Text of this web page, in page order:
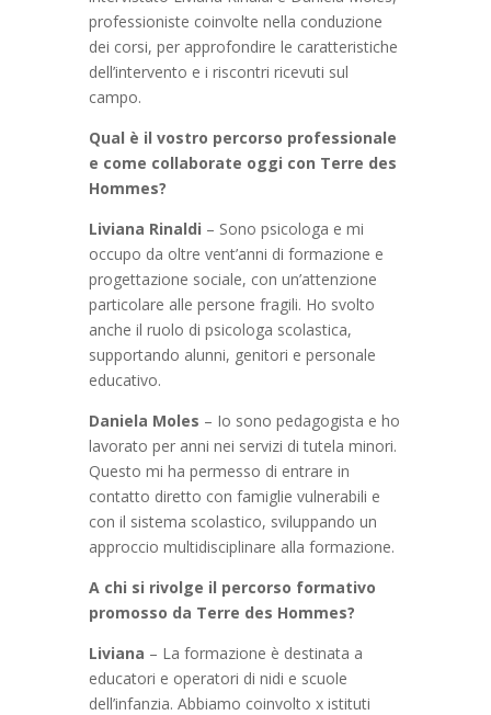
professioniste coinvolte nella conduzione
dei corsi, per approfondire le caratteristiche
dell’intervento e i riscontri ricevuti sul
campo.
Qual è il vostro percorso professionale
e come collaborate oggi con Terre des
Hommes?
Liviana Rinaldi – Sono psicologa e mi
occupo da oltre vent’anni di formazione e
progettazione sociale, con un’attenzione
particolare alle persone fragili. Ho svolto
anche il ruolo di psicologa scolastica,
supportando alunni, genitori e personale
educativo.
Daniela Moles – Io sono pedagogista e ho
lavorato per anni nei servizi di tutela minori.
Questo mi ha permesso di entrare in
contatto diretto con famiglie vulnerabili e
con il sistema scolastico, sviluppando un
approccio multidisciplinare alla formazione.
A chi si rivolge il percorso formativo
promosso da Terre des Hommes?
Liviana – La formazione è destinata a
educatori e operatori di nidi e scuole
dell’infanzia. Abbiamo coinvolto x istituti